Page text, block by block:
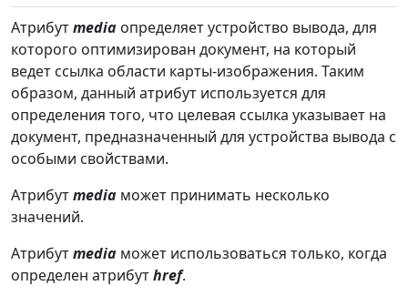
Атрибутmedia определяет устройство вывода, для
которого оптимизирован документ, на который
ведет ссылка области карты-изображения. Таким
образом, данный атрибут используется для
определения того, что целевая ссылка указывает на
документ, предназначенный для устройства вывода с
особыми свойствами.
Атрибутmedia может принимать несколько
значений.
Атрибутmedia может использоваться только, когда
определен атрибутhref.